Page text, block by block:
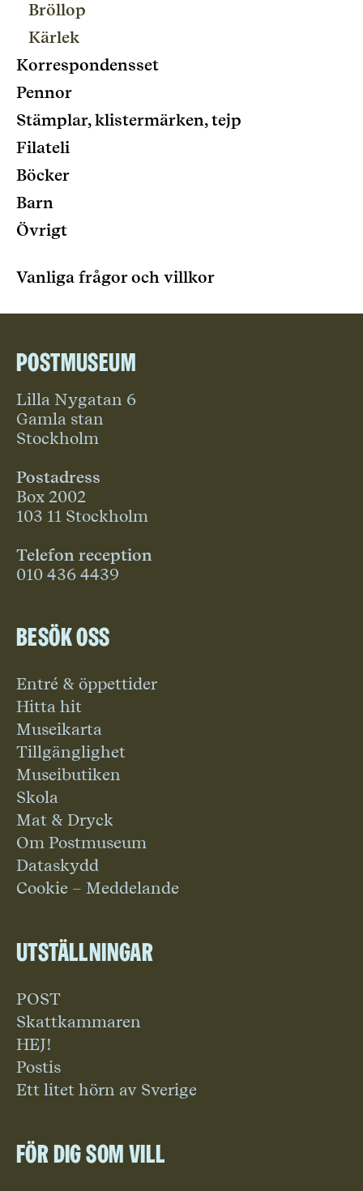
Bröllop
Kärlek
Korrespondensset
Pennor
Stämplar, klistermärken, tejp
Filateli
Böcker
Barn
Övrigt
Vanliga frågor och villkor
Postmuseum
Lilla Nygatan 6
Gamla stan
Stockholm
Postadress
Box 2002
103 11 Stockholm
Telefon reception
010 436 4439
Besök oss
Entré & öppettider
Hitta hit
Museikarta
Tillgänglighet
Museibutiken
Skola
Mat & Dryck
Om Postmuseum
Dataskydd
Cookie – Meddelande
Utställningar
POST
Skattkammaren
HEJ!
Postis
Ett litet hörn av Sverige
För dig som vill